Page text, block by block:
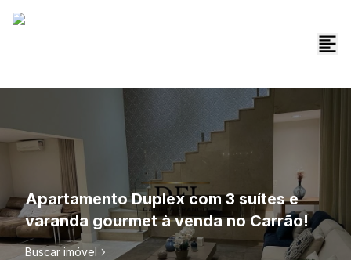
Apartamento Duplex com 3 suítes e
varanda gourmet à venda no Carrão!
Buscar imóvel